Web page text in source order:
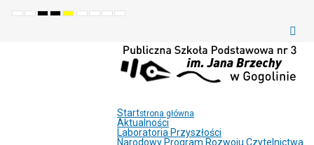
Default
NightHighHighHighSetSetMake
Set
Startstrona główna
Aktualności
Laboratoria Przyszłości
Narodowy Program Rozwoju Czytelnictwa